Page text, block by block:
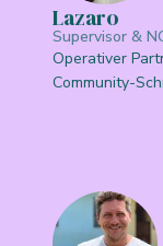
Lazaro
Supervisor &
Operativer
Community-